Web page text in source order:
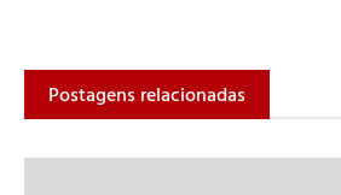
Postagens relacionadas